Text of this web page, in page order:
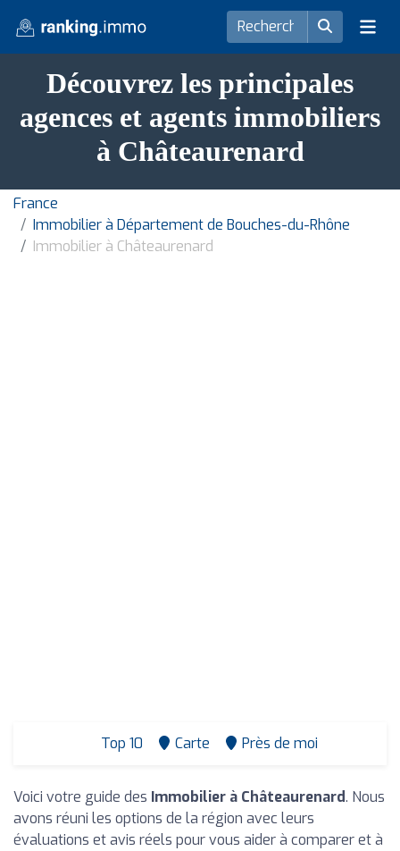
Découvrez les principales
agences et agents immobiliers
à Châteaurenard
France
Immobilier à Département de Bouches-du-Rhône
Immobilier à Châteaurenard
Top 10 Carte Près de moi
Voici votre guide des Immobilier à Châteaurenard. Nous
avons réuni les options de la région avec leurs
évaluations et avis réels pour vous aider à comparer et à